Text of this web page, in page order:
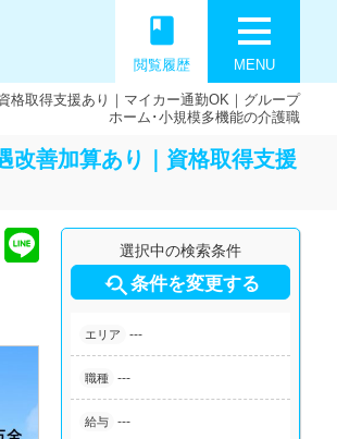
MENU
book
閲覧履歴
格取得支援あり｜マイカー通勤OK｜グループ
ホーム･小規模多機能の介護職
改善加算あり｜資格取得支援
選択中の検索条件
条件を変更する
エリア ---
職種 ---
給与 ---